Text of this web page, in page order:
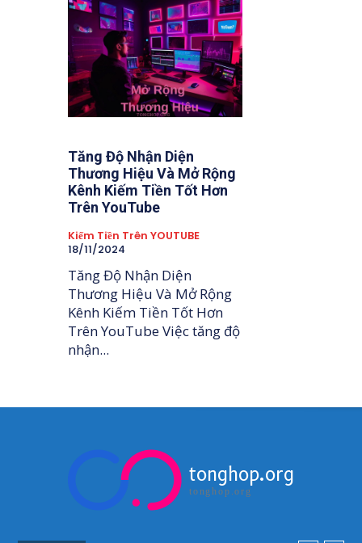
Tăng Độ Nhận Diện
Thương Hiệu Và Mở Rộng
Kênh Kiếm Tiền Tốt Hơn
Trên YouTube
Kiếm Tiền Trên YOUTUBE
18/11/2024
Tăng Độ Nhận Diện
Thương Hiệu Và Mở Rộng
Kênh Kiếm Tiền Tốt Hơn
Trên YouTube Việc tăng độ
nhận...
tonghop.org
tonghop.org